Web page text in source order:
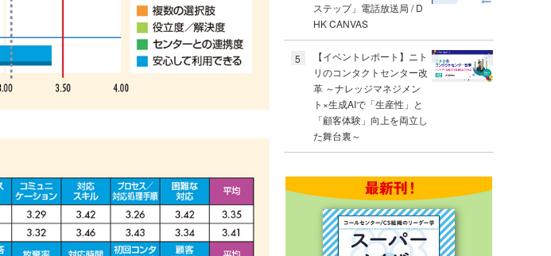
ステップ」電話放送局 / D
HK CANVAS
5
【イベントレポート】ニト
リのコンタクトセンター改
革 ～ナレッジマネジメン
ト×生成AIで「生産性」と
「顧客体験」向上を両立し
た舞台裏～